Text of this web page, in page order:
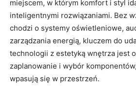
miejscem, w którym komfort i styl
inteligentnymi rozwiązaniami. Bez
chodzi o systemy oświetleniowe,
zarządzania energią, kluczem do
‍technologii z estetyką wnętrza jest
zaplanowanie i wybór
wpasują się w przestrzeń.